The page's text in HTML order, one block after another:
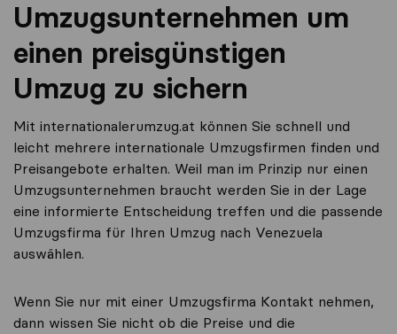
Umzugsunternehmen um
einen preisgünstigen
Umzug zu sichern
Mit internationalerumzug.at können Sie schnell und
leicht mehrere internationale Umzugsfirmen finden und
Preisangebote erhalten. Weil man im Prinzip nur einen
Umzugsunternehmen braucht werden Sie in der Lage
eine informierte Entscheidung treffen und die passende
Umzugsfirma für Ihren Umzug nach Venezuela
auswählen.
Wenn Sie nur mit einer Umzugsfirma Kontakt nehmen,
dann wissen Sie nicht ob die Preise und die